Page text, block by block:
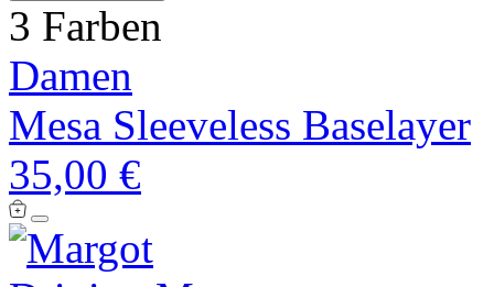
3 Farben
Damen
Mesa Sleeveless Baselayer
35,00 €